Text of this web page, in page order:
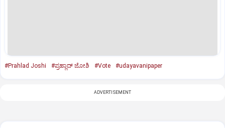
#Prahlad Joshi #ಪ್ರಹ್ಲಾದ್‌ ಜೋಶಿ #Vote #udayavanipaper
ADVERTISEMENT